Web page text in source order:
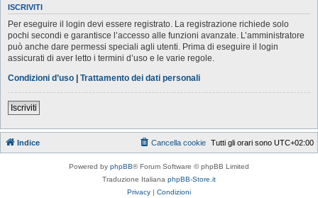
ISCRIVITI
Per eseguire il login devi essere registrato. La registrazione richiede solo
pochi secondi e garantisce l’accesso alle funzioni avanzate. L’amministratore
può anche dare permessi speciali agli utenti. Prima di eseguire il login
assicurati di aver letto i termini d’uso e le varie regole.
Condizioni d’uso | Trattamento dei dati personali
Iscriviti
Indice Tutti gli orari sono UTC+02:00
Cancella cookie
Powered by phpBB® Forum Software © phpBB Limited
Traduzione Italiana phpBB-Store.it
Privacy | Condizioni